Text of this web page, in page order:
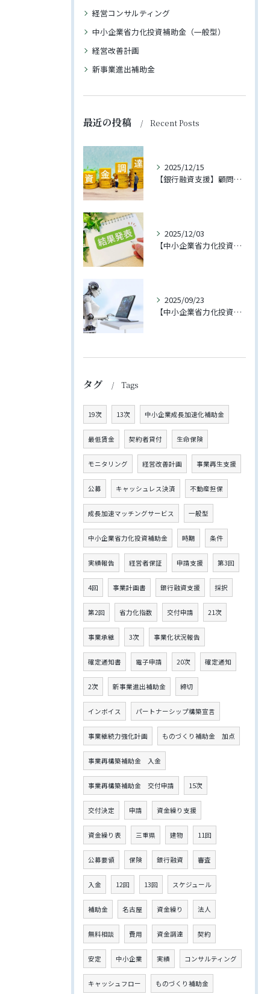
経営コンサルティング
中小企業省力化投資補助金（一般型）
経営改善計画
新事業進出補助金
最近の投稿 Recent Posts
2025/12/15
【銀行融資支援】顧問先への融資が実行されました
2025/12/03
【中小企業省力化投資補助金（一般型）】第3回に支援先企業様が採択されました！
2025/09/23
【中小企業省力化投資補助金（一般型）】4回の公募が開始されました【2025年11月下旬締切予定】
タグ Tags
19次 13次 中小企業成長加速化補助金
最低賃金 契約者貸付 生命保険
モニタリング 経営改善計画 事業再生支援
公募 キャッシュレス決済 不動産担保
成長加速マッチングサービス 一般型
中小企業省力化投資補助金 時期 条件
実績報告 経営者保証 申請支援 第3回
4回 事業計画書 銀行融資支援 採択
第2回 省力化指数 交付申請 21次
事業承継 3次 事業化状況報告
確定通知書 電子申請 20次 確定通知
2次 新事業進出補助金 締切
インボイス パートナーシップ構築宣言
事業継続力強化計画 ものづくり補助金 加点
事業再構築補助金 入金
事業再構築補助金 交付申請 15次
交付決定 申請 資金繰り支援
資金繰り表 三重県 建物 11回
公募要領 保険 銀行融資 審査
入金 12回 13回 スケジュール
補助金 名古屋 資金繰り 法人
無料相談 費用 資金調達 契約
安定 中小企業 実績 コンサルティング
キャッシュフロー ものづくり補助金